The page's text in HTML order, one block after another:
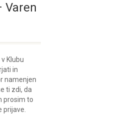
Varen
Klubu
in
namenjen
ti zdi, da
prosim to
prijave.